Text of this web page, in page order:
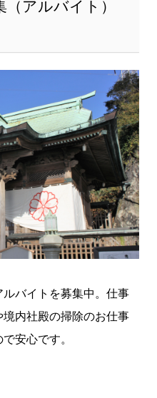
アルバイト）
バイトを募集中。仕事
内社殿の掃除のお仕事
安心です。